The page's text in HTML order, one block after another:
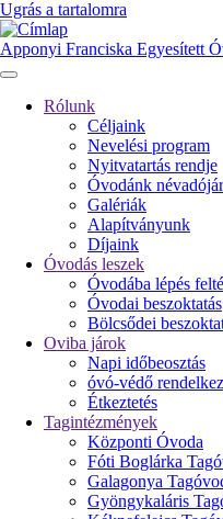
Ugrás a tartalomra
Apponyi Franciska Egyesített
navigáció
Rólunk
Céljaink
Nevelési program
Nyitvatartás rendje
Óvodánk
Galériák
Alapítványunk
Díjaink
Óvodás leszek
Óvodába lépés
Óvodai beszoktatás
Bölcsődei
Oviba járok
Napi időbeosztás
óvó-védő
Étkeztetés
Tagintézmények
Központi Óvoda
Fóti Boglárka
Galagonya
Gyöngykaláris